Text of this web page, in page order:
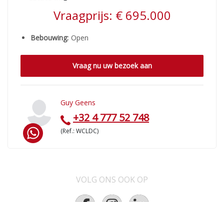
Vraagprijs: € 695.000
Bebouwing: Open
Vraag nu uw bezoek aan
Guy Geens
+32 4 777 52 748
(Ref.: WCLDC)
VOLG ONS OOK OP